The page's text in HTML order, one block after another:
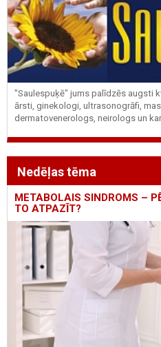
"Saulespuķē" jums palīdzēs augsti
ārsti, ginekologi, ultrasonogrāfi,
dermatovenerologs, neirologs un
Nedēļas tēma
METABOLAIS SINDROMS –
TO ATPAZĪT?